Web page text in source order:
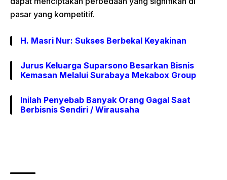
pasar yang kompetitif.
H. Masri Nur: Sukses Berbekal Keyakinan
Jurus Keluarga Suparsono Besarkan Bisnis
Kemasan Melalui Surabaya Mekabox Group
Inilah Penyebab Banyak Orang Gagal Saat
Berbisnis Sendiri / Wirausaha